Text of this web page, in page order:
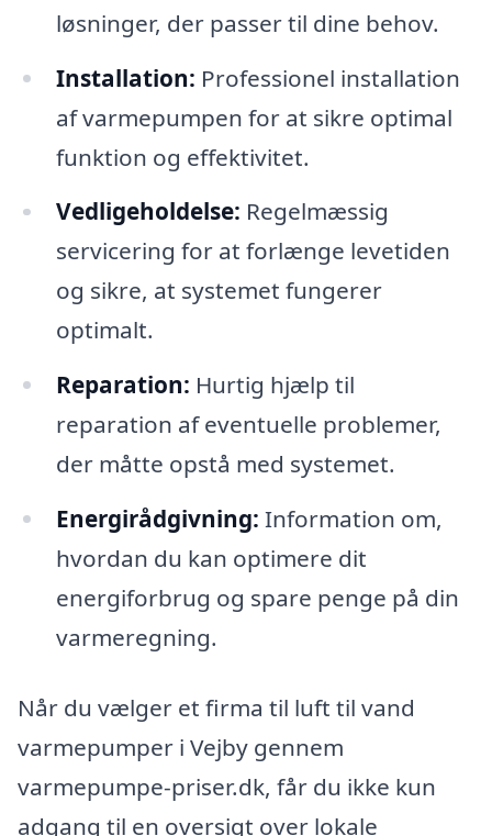
løsninger, der passer til dine behov.
Installation: Professionel installation
af varmepumpen for at sikre optimal
funktion og effektivitet.
Vedligeholdelse: Regelmæssig
servicering for at forlænge levetiden
og sikre, at systemet fungerer
optimalt.
Reparation: Hurtig hjælp til
reparation af eventuelle problemer,
der måtte opstå med systemet.
Energirådgivning: Information om,
hvordan du kan optimere dit
energiforbrug og spare penge på din
varmeregning.
Når du vælger et firma til luft til vand
varmepumper i Vejby gennem
varmepumpe-priser.dk, får du ikke kun
adgang til en oversigt over lokale